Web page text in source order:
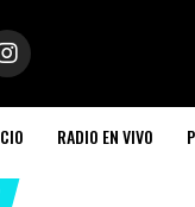
RADIO EN VIVO